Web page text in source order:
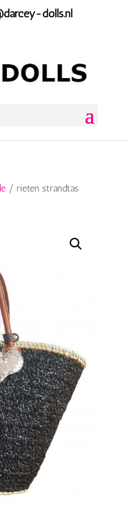
dolls.nl
/ rieten strandtas